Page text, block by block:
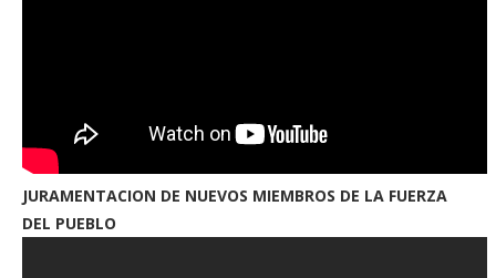
JURAMENTACION DE NUEVOS MIEMBROS DE LA FUERZA
DEL PUEBLO